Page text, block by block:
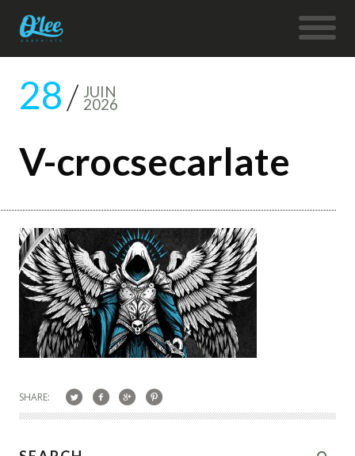
28 JUIN
2026
V-crocsecarlate
SHARE: